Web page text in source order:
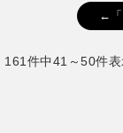
←「
161件中41～50件表